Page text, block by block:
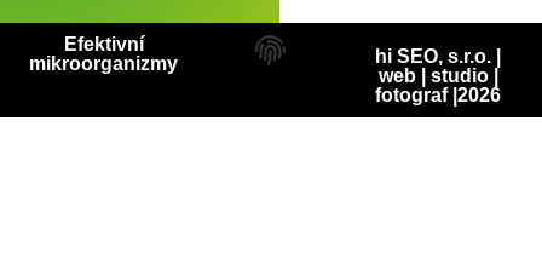
hi SEO, s.r.o. |
web| studio|
fotograf|2026
Efektivní
mikroorganizmy